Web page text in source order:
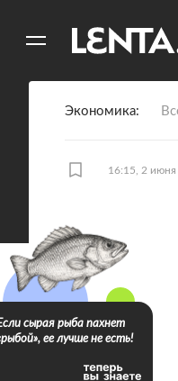
Экономика
16:15, 2 июня
сырая рыба пахнет
ее лучше не есть!